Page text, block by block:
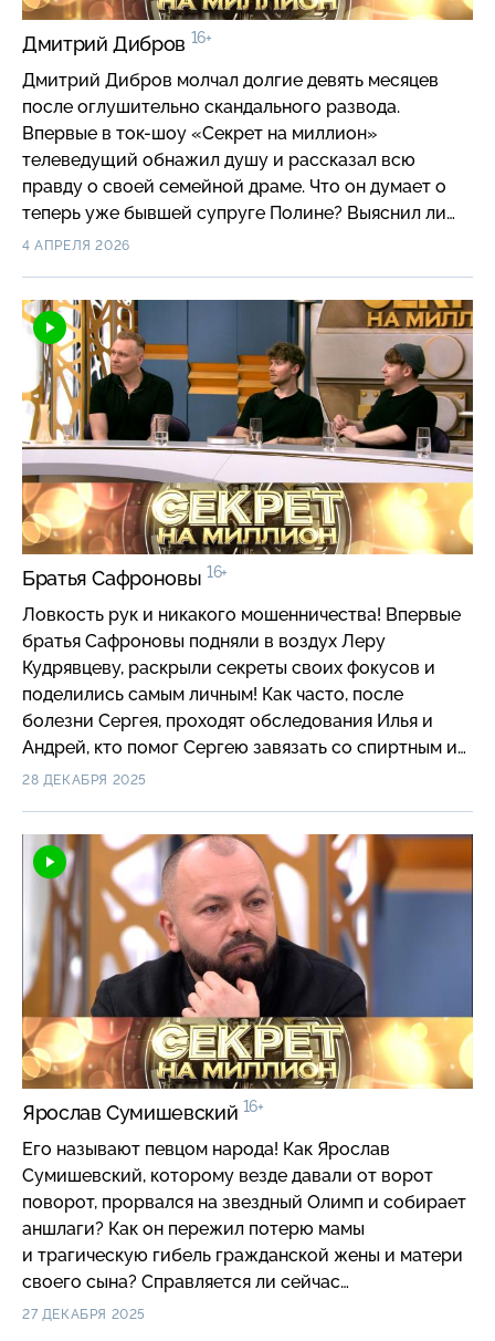
Дмитрий Дибров 16+
Дмитрий Дибров молчал долгие девять месяцев
после оглушительно скандального развода.
Впервые в ток-шоу «Секрет на миллион»
телеведущий обнажил душу и рассказал всю
правду о своей семейной драме. Что он думает о
теперь уже бывшей супруге Полине? Выяснил ли
отношения с другом, который увел его молодую
4 АПРЕЛЯ 2026
Братья Сафроновы 16+
Ловкость рук и никакого мошенничества! Впервые
братья Сафроновы подняли в воздух Леру
Кудрявцеву, раскрыли секреты своих фокусов и
поделились самым личным! Как часто, после
болезни Сергея, проходят обследования Илья и
Андрей, кто помог Сергею завязать со спиртным и
смогли ли братья сколотить капитал на своих
28 ДЕКАБРЯ 2025
Ярослав Сумишевский 16+
Его называют певцом народа! Как Ярослав
Сумишевский, которому везде давали от ворот
поворот, прорвался на звездный Олимп и собирает
аншлаги? Как он пережил потерю мамы
и трагическую гибель гражданской жены и матери
своего сына? Справляется ли сейчас
с обязанностями отца-одиночки и какой страшный
27 ДЕКАБРЯ 2025